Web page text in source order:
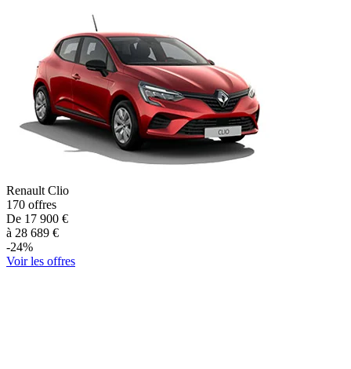
Renault Clio
170 offres
De 17 900 €
à 28 689 €
-24%
Voir les offres